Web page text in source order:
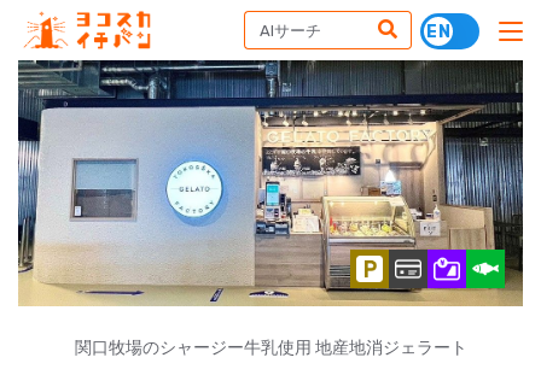
関口牧場のシャージー牛乳使用 地産地消ジェラート